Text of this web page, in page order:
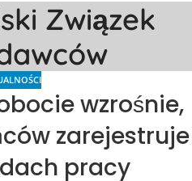
Związek
wzrośnie,
zarejestruje
pracy